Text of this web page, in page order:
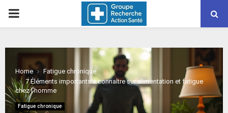
PRIMARY
Home
Fatigue chronique
7 Éléments importants à connaître sur alimentation et fatigue
chez l’homme
Fatigue chronique